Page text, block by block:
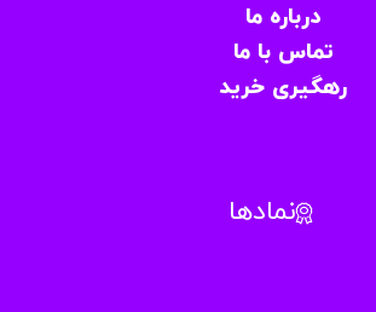
درباره ما
تماس با ما
رهگیری خرید
نمادها